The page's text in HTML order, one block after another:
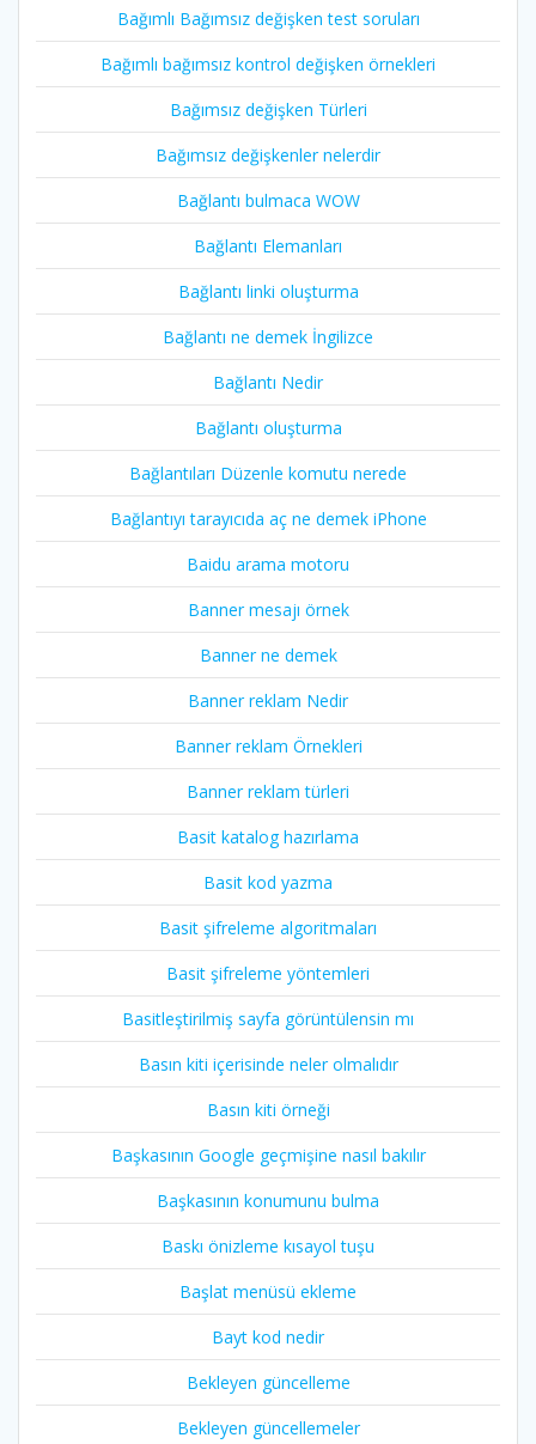
Bağımlı Bağımsız değişken test soruları
Bağımlı bağımsız kontrol değişken örnekleri
Bağımsız değişken Türleri
Bağımsız değişkenler nelerdir
Bağlantı bulmaca WOW
Bağlantı Elemanları
Bağlantı linki oluşturma
Bağlantı ne demek İngilizce
Bağlantı Nedir
Bağlantı oluşturma
Bağlantıları Düzenle komutu nerede
Bağlantıyı tarayıcıda aç ne demek iPhone
Baidu arama motoru
Banner mesajı örnek
Banner ne demek
Banner reklam Nedir
Banner reklam Örnekleri
Banner reklam türleri
Basit katalog hazırlama
Basit kod yazma
Basit şifreleme algoritmaları
Basit şifreleme yöntemleri
Basitleştirilmiş sayfa görüntülensin mı
Basın kiti içerisinde neler olmalıdır
Basın kiti örneği
Başkasının Google geçmişine nasıl bakılır
Başkasının konumunu bulma
Baskı önizleme kısayol tuşu
Başlat menüsü ekleme
Bayt kod nedir
Bekleyen güncelleme
Bekleyen güncellemeler